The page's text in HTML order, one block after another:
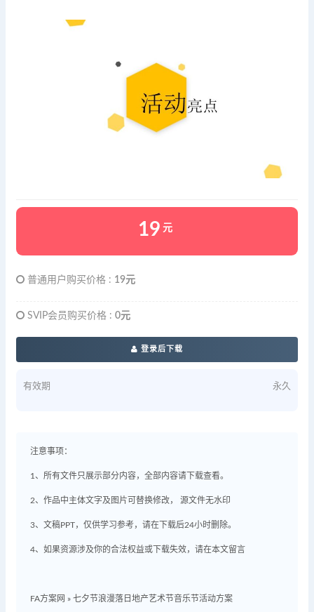
19 元
普通用户购买价格 : 19元
SVIP会员购买价格 : 0元
登录后下载
有效期 永久
注意事项：
1、所有文件只展示部分内容，全部内容请下载查看。
2、作品中主体文字及图片可替换修改， 源文件无水印
3、文稿PPT，仅供学习参考，请在下载后24小时删除。
4、如果资源涉及你的合法权益或下载失效，请在本文留言
FA方案网 » 七夕节浪漫落日地产艺术节音乐节活动方案